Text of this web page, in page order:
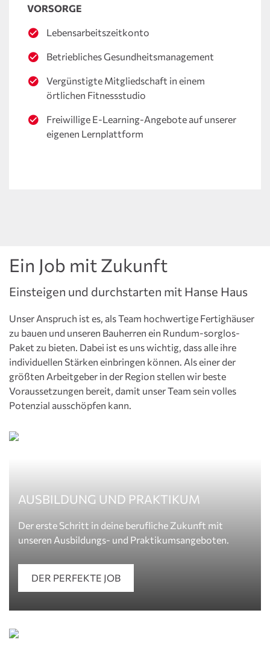
VORSORGE
Lebensarbeitszeitkonto
Betriebliches Gesundheitsmanagement
Vergünstigte Mitgliedschaft in einem
örtlichen Fitnessstudio
Freiwillige E-Learning-Angebote auf unserer
eigenen Lernplattform
Einsteigen und durchstarten mit Hanse Haus
Ein Job mit Zukunft
Unser Anspruch ist es, als Team hochwertige Fertighäuser
zu bauen und unseren Bauherren ein Rundum-sorglos-
Paket zu bieten. Dabei ist es uns wichtig, dass alle ihre
individuellen Stärken einbringen können. Als einer der
größten Arbeitgeber in der Region stellen wir beste
Voraussetzungen bereit, damit unser Team sein volles
Potenzial ausschöpfen kann.
AUSBILDUNG UND PRAKTIKUM
Der erste Schritt in deine berufliche Zukunft mit
unseren Ausbildungs- und Praktikumsangeboten.
DER PERFEKTE JOB